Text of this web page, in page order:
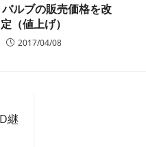
ルブの販売価格を改
定（値上げ）
2017/04/08
継